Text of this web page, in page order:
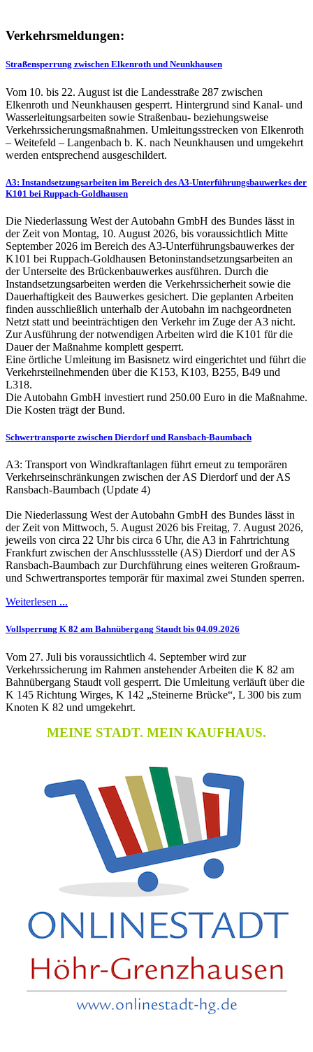
Verkehrsmeldungen:
Straßensperrung zwischen Elkenroth und Neunkhausen
Vom 10. bis 22. August ist die Landesstraße 287 zwischen
Elkenroth und Neunkhausen gesperrt. Hintergrund sind Kanal- und
Wasserleitungsarbeiten sowie Straßenbau- beziehungsweise
Verkehrssicherungsmaßnahmen. Umleitungsstrecken von Elkenroth
– Weitefeld – Langenbach b. K. nach Neunkhausen und umgekehrt
werden entsprechend ausgeschildert.
A3: Instandsetzungsarbeiten im Bereich des A3-Unterführungsbauwerkes der
K101 bei Ruppach-Goldhausen
Die Niederlassung West der Autobahn GmbH des Bundes lässt in
der Zeit von Montag, 10. August 2026, bis voraussichtlich Mitte
September 2026 im Bereich des A3-Unterführungsbauwerkes der
K101 bei Ruppach-Goldhausen Betoninstandsetzungsarbeiten an
der Unterseite des Brückenbauwerkes ausführen. Durch die
Instandsetzungsarbeiten werden die Verkehrssicherheit sowie die
Dauerhaftigkeit des Bauwerkes gesichert. Die geplanten Arbeiten
finden ausschließlich unterhalb der Autobahn im nachgeordneten
Netzt statt und beeinträchtigen den Verkehr im Zuge der A3 nicht.
Zur Ausführung der notwendigen Arbeiten wird die K101 für die
Dauer der Maßnahme komplett gesperrt.
Eine örtliche Umleitung im Basisnetz wird eingerichtet und führt die
Verkehrsteilnehmenden über die K153, K103, B255, B49 und
L318.
Die Autobahn GmbH investiert rund 250.00 Euro in die Maßnahme.
Die Kosten trägt der Bund.
Schwertransporte zwischen Dierdorf und Ransbach-Baumbach
A3: Transport von Windkraftanlagen führt erneut zu temporären
Verkehrseinschränkungen zwischen der AS Dierdorf und der AS
Ransbach-Baumbach (Update 4)
Die Niederlassung West der Autobahn GmbH des Bundes lässt in
der Zeit von Mittwoch, 5. August 2026 bis Freitag, 7. August 2026,
jeweils von circa 22 Uhr bis circa 6 Uhr, die A3 in Fahrtrichtung
Frankfurt zwischen der Anschlussstelle (AS) Dierdorf und der AS
Ransbach-Baumbach zur Durchführung eines weiteren Großraum-
und Schwertransportes temporär für maximal zwei Stunden sperren.
Weiterlesen ...
Vollsperrung K 82 am Bahnübergang Staudt bis 04.09.2026
Vom 27. Juli bis voraussichtlich 4. September wird zur
Verkehrssicherung im Rahmen anstehender Arbeiten die K 82 am
Bahnübergang Staudt voll gesperrt. Die Umleitung verläuft über die
K 145 Richtung Wirges, K 142 „Steinerne Brücke“, L 300 bis zum
Knoten K 82 und umgekehrt.
MEINE STADT. MEIN KAUFHAUS.